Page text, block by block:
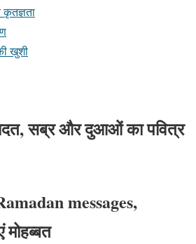
खुशी
सब्र और दुआओं का पवित्र
messages,